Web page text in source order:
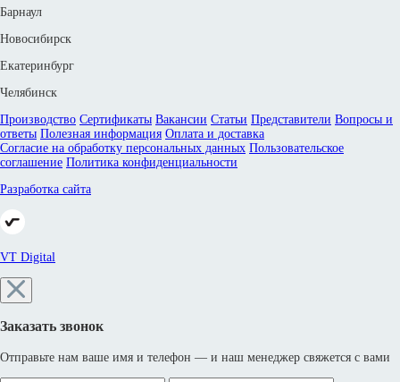
Барнаул
Новосибирск
Екатеринбург
Челябинск
Производство Сертификаты Вакансии Статьи Представители Вопросы и
ответы Полезная информация Оплата и доставка
Согласие на обработку персональных данных Пользовательское
соглашение Политика конфиденциальности
Разработка сайта
VT Digital
Заказать звонок
Отправьте нам ваше имя и телефон — и наш менеджер свяжется с вами